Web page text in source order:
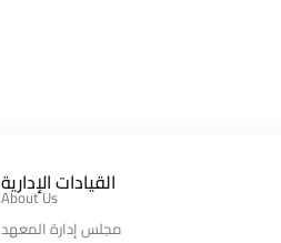
القيادات الإدارية
About Us
مجلس إدارة المعهد